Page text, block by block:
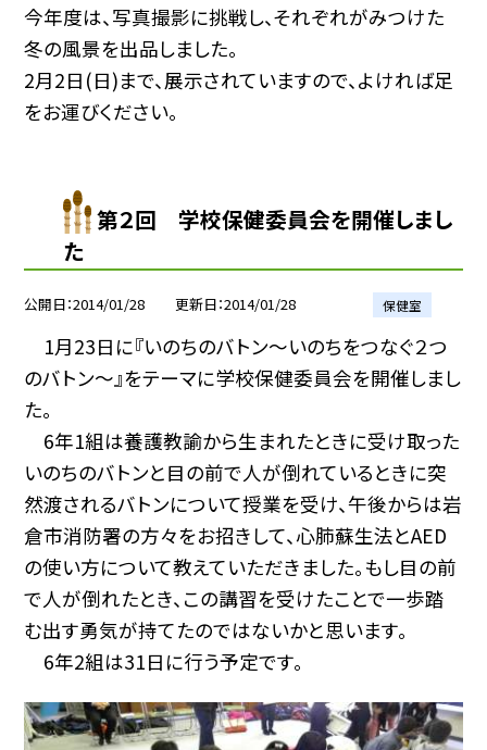
今年度は、写真撮影に挑戦し、それぞれがみつけた
冬の風景を出品しました。
2月2日(日)まで、展示されていますので、よければ足
をお運びください。
第２回 学校保健委員会を開催しまし
た
公開日 2014/01/28 更新日 2014/01/28 保健室
1月23日に『いのちのバトン〜いのちをつなぐ２つ
のバトン〜』をテーマに学校保健委員会を開催しまし
た。
6年1組は養護教諭から生まれたときに受け取った
いのちのバトンと目の前で人が倒れているときに突
然渡されるバトンについて授業を受け、午後からは岩
倉市消防署の方々をお招きして、心肺蘇生法とAED
の使い方について教えていただきました。もし目の前
で人が倒れたとき、この講習を受けたことで一歩踏
む出す勇気が持てたのではないかと思います。
6年2組は31日に行う予定です。